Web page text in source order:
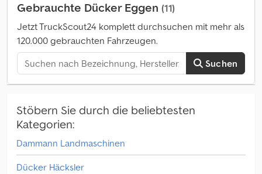
(0140) aus hochfestem Kunststoff (0150) wechselbar montiert in
der Mäherhaube (0160) 6er Kraftband (0170) anstatt der Standard
Gebrauchte Dücker Eggen (11)
Jetzt TruckScout24 komplett durchsuchen mit mehr als
120.000 gebrauchten Fahrzeugen.
Suchen
Stöbern Sie durch die beliebtesten
Kategorien:
Dammann Landmaschinen
Dücker Häcksler